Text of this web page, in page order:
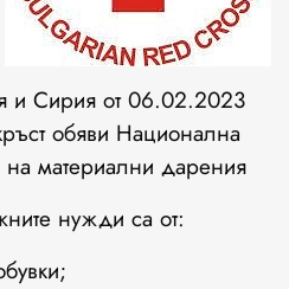
и Сирия от 06.02.2023
обяви Национална
материални дарения
нужди са от: